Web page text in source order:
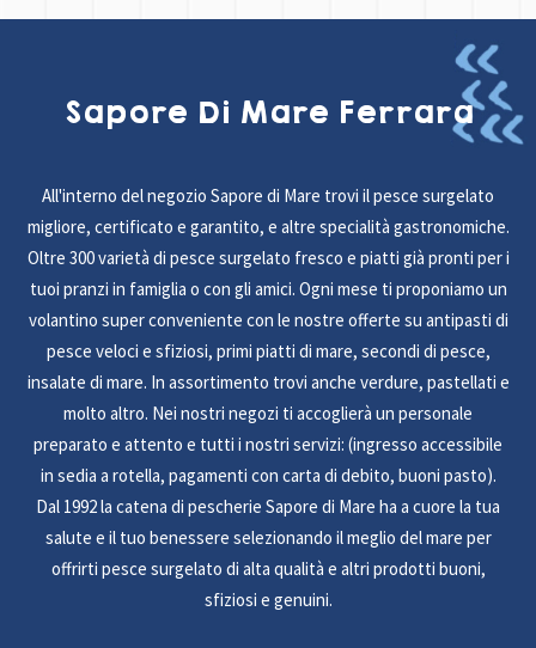
Sapore Di Mare Ferrara
All'interno del negozio Sapore di Mare trovi il pesce surgelato
migliore, certificato e garantito, e altre specialità gastronomiche.
Oltre 300 varietà di pesce surgelato fresco e piatti già pronti per i
tuoi pranzi in famiglia o con gli amici. Ogni mese ti proponiamo un
volantino super conveniente con le nostre offerte su antipasti di
pesce veloci e sfiziosi, primi piatti di mare, secondi di pesce,
insalate di mare. In assortimento trovi anche verdure, pastellati e
molto altro. Nei nostri negozi ti accoglierà un personale
preparato e attento e tutti i nostri servizi: (ingresso accessibile
in sedia a rotella, pagamenti con carta di debito, buoni pasto).
Dal 1992 la catena di pescherie Sapore di Mare ha a cuore la tua
salute e il tuo benessere selezionando il meglio del mare per
offrirti pesce surgelato di alta qualità e altri prodotti buoni,
sfiziosi e genuini.